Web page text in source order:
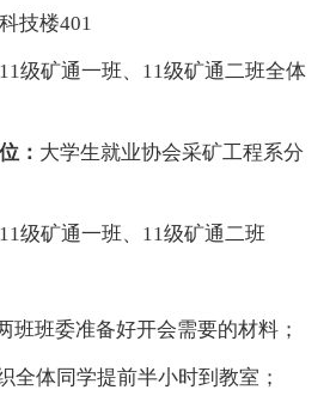
科技楼401
11级矿通一班、11级矿通二班全体
： 大学生就业协会采矿工程系分
11级矿通一班、11级矿通二班
班班委准备好开会需要的材料；
全体同学提前半小时到教室；